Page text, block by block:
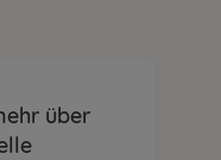
über